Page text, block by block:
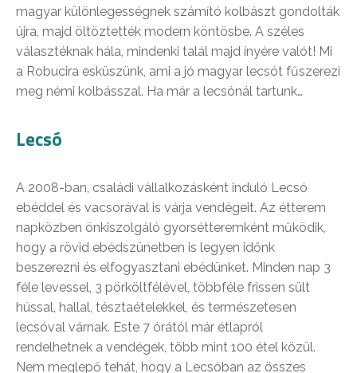
magyar különlegességnek számító kolbászt gondolták
újra, majd öltöztették modern köntösbe. A széles
választéknak hála, mindenki talál majd ínyére valót! Mi
a Robucira esküszünk, ami a jó magyar lecsót fűszerezi
meg némi kolbásszal. Ha már a lecsónál tartunk…
Lecsó
A 2008-ban, családi vállalkozásként induló Lecsó
ebéddel és vacsorával is várja vendégeit. Az étterem
napközben önkiszolgáló gyorsétteremként működik,
hogy a rövid ebédszünetben is legyen időnk
beszerezni és elfogyasztani ebédünket. Minden nap 3
féle levessel, 3 pörköltfélével, többféle frissen sült
hússal, hallal, tésztaételekkel, és természetesen
lecsóval várnak. Este 7 órától már étlapról
rendelhetnek a vendégek, több mint 100 étel közül.
Nem meglepő tehát, hogy a Lecsóban az összes